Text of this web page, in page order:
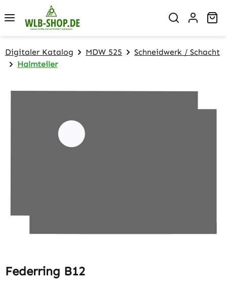
Zum Hauptinhalt springen
Digitaler Katalog MDW 525
Schneidwerk / Schacht
Halmteiler
Bildergalerie überspringen
Federring B12